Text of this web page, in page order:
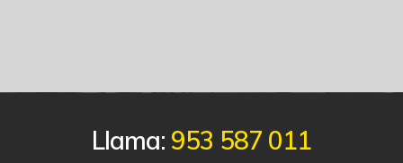
Llama: 953 587 011